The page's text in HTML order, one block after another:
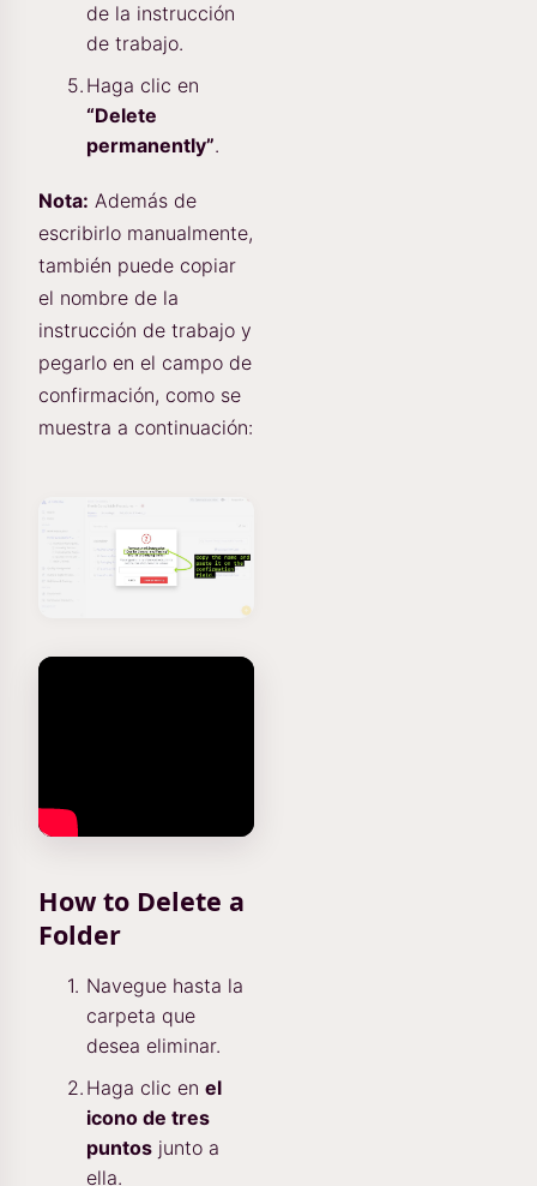
de la instrucción
de trabajo.
Haga clic en
“Delete
permanently”.
Nota: Además de
escribirlo manualmente,
también puede copiar
el nombre de la
instrucción de trabajo y
pegarlo en el campo de
confirmación, como se
muestra a continuación:
How to Delete a
Folder
Navegue hasta la
carpeta que
desea eliminar.
Haga clic en el
icono de tres
puntos junto a
ella.